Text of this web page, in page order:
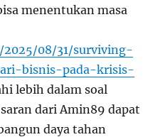
menentukan masa
08/31/surviving-
bisnis-pada-krisis-
lebih dalam soal
dari Amin89 dapat
daya tahan